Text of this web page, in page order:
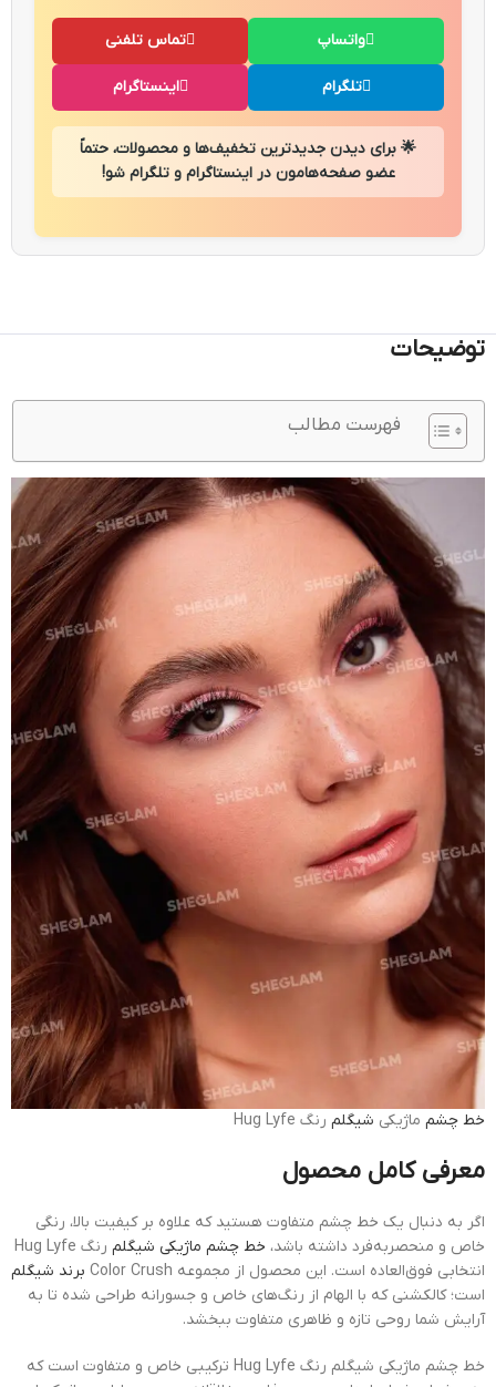
تماس تلفنی واتساپ
اینستاگرام تلگرام
🌟 برای دیدن جدیدترین تخفیف‌ها و محصولات، حتماً
عضو صفحه‌هامون در اینستاگرام و تلگرام شو!
توضیحات
فهرست مطالب
خط چشم ماژیکی شیگلم رنگ Hug Lyfe
معرفی کامل محصول
اگر به دنبال یک خط چشم متفاوت هستید که علاوه بر کیفیت بالا، رنگی
خاص و منحصربه‌فرد داشته باشد، خط چشم ماژیکی شیگلم
رنگ Hug Lyfe
انتخابی فوق‌العاده است. این محصول از مجموعه Color Crush
برند شیگلم
است؛ کالکشنی که با الهام از رنگ‌های خاص و جسورانه طراحی شده تا به
آرایش شما روحی تازه و ظاهری متفاوت ببخشد.
خط چشم ماژیکی شیگلم رنگ Hug Lyfe ترکیبی خاص و متفاوت است که